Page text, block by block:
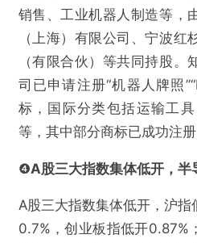
销售、工业机器人制造等，
（上海）有限公司、宁波红
（有限合伙）等共同持股。
司已申请注册“机器人牌照
标，国际分类包括运输工
等，其中部分商标已成功注册
❹A股三大指数集体低开，半
A股三大指数集体低开，沪
0.7%，创业板指低开0.87%